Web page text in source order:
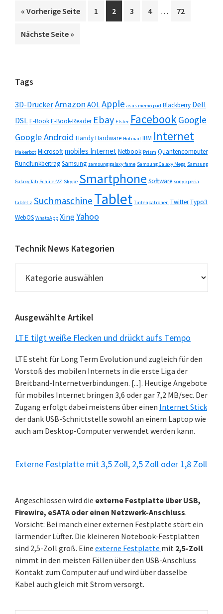
« Vorherige Seiteaufrufen
Seite
1 Seite
2 Seite
3 Seite
4
Weggelassene
… Seite
72
Nächste Seite aufrufen
»
Seitenspalte
Tags
3D-DruckerAmazon AOLApple asus memo pad Blackberry Dell
DSLE-BookE-Book-Reader Ebay Elster FacebookGoogle
Google Android HandyHardware Hotmail IBM Internet
Makerbot Microsoftmobiles InternetNetbook Prism Quantencomputer
RundfunkbeitragSamsung samsung galaxy fame Samsung Galaxy Mega Samsung
Galaxy Tab SchülerVZ Skype Smartphone Software sony xperia
tablet z Suchmaschine Tablet Tintenpatronen TwitterTypo3
WebOS WhatsApp XingYahoo
Technik News Kategorien
News
Kategorien
Ausgewählte Artikel
LTE tilgt weiße Flecken und drückt aufs Tempo
LTE steht für Long Term Evolution und zugleich für den
Vorstoß des mobilen Internets in die erste Liga der
Breitband-Internetverbindungen. [...]. Heutige Angebote
für mobiles Internet bringen 3,6 oder gar 7,2 MB/sec. Der
Zugang erfolgt dabei meistens über einen Internet Stick
der dank USB-Schnittstelle sowohl an einem Laptop wie
auch am Desktop-Computer verwendet werden kann.
Externe Festplatte mit 3,5 Zoll, 2,5 Zoll oder 1,8 Zoll
Angeschlossen wird die externe Festplatte über USB,
Firewire, eSATA oder einen Netzwerk-Anschluss.
Vorsicht: Bei manch einer externen Festplatte stört ein
lärmender Lüfter. Die kleineren Notebook-Festplatten
sind 2,5-Zoll groß. Eine externe Festplatte mit 2,5-Zoll
nimmt in den meisten Fällen über den USB-Anschluss
Kontakt zum Computer auf und wird über dasselbe
Kabel auch gleich mit Strom versorgt.